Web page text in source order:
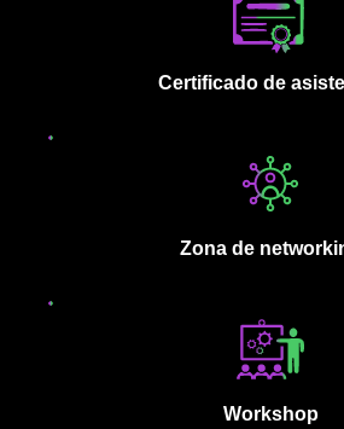
Certificado de
Zona de
Workshop